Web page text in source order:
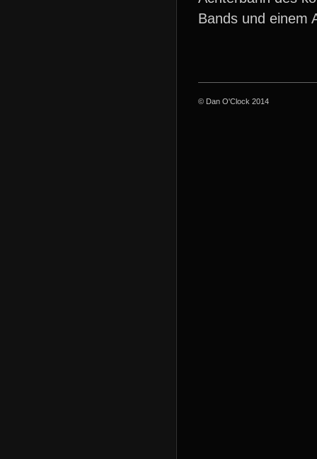
Bands und einem
© Dan O'Clock 2014